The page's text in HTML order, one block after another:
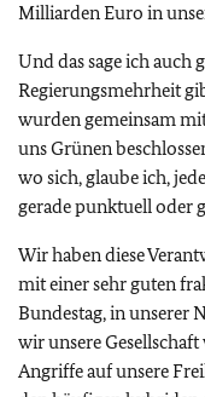
Milliarden Euro in
Und das sage ich auch
Regierungsmehrheit
wurden gemeinsam
uns Grünen
wo sich, glaube ich,
gerade punktuell oder
Wir haben diese
mit einer sehr guten
Bundestag, in unserer
wir unsere
Angriffe auf unsere